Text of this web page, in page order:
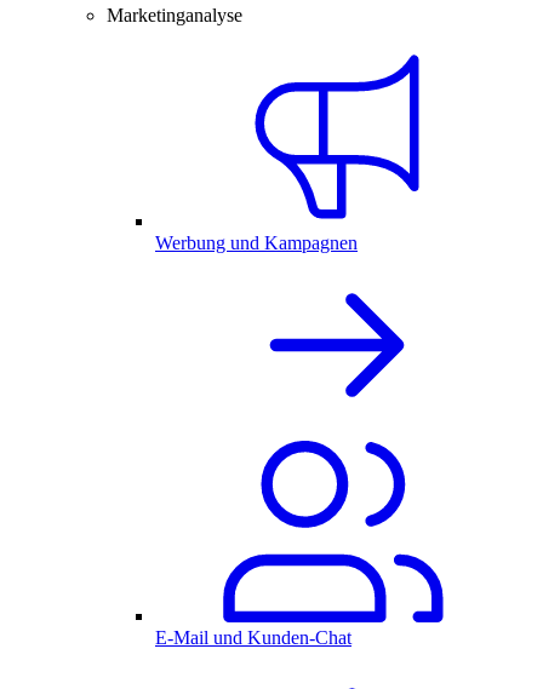
Marketinganalyse
Werbung und Kampagnen
E-Mail und Kunden-Chat